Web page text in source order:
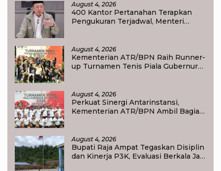
August 4, 2026
400 Kantor Pertanahan Terapkan
Pengukuran Terjadwal, Menteri
August 4, 2026
Kementerian ATR/BPN Raih Runner-
up Turnamen Tenis Piala Gubernur
August 4, 2026
Perkuat Sinergi Antarinstansi,
Kementerian ATR/BPN Ambil Bagian
August 4, 2026
Bupati Raja Ampat Tegaskan Disiplin
dan Kinerja P3K, Evaluasi Berkala Jadi